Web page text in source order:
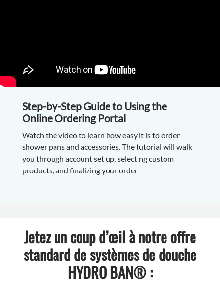
Step-by-Step Guide to Using the
Online Ordering Portal
Watch the video to learn how easy it is to order
shower pans and accessories. The tutorial will walk
you through account set up, selecting custom
products, and finalizing your order.
Jetez un coup d’œil à notre offre
standard de systèmes de douche
HYDRO BAN® :